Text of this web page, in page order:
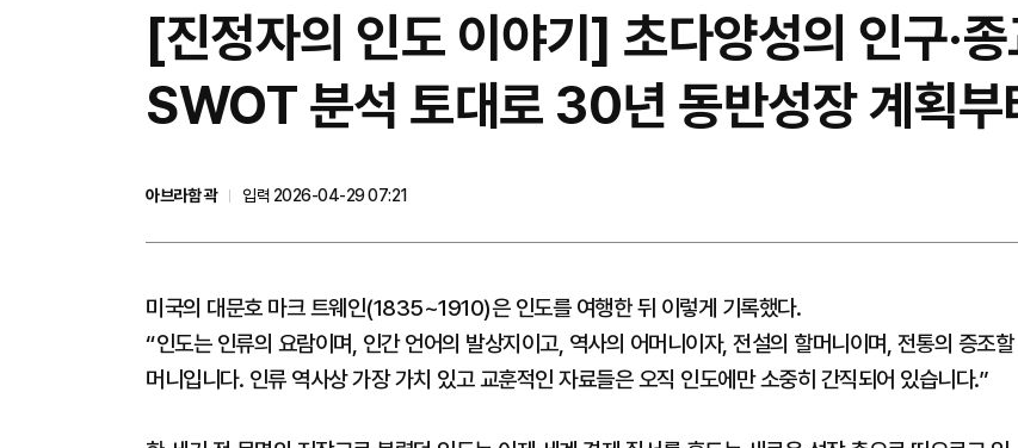
[진정자의 인도 이야기] 초다양성의 인구·
SWOT 분석 토대로 30년 동반성장 계획부
아브라함 곽
입력 2026-04-29 07:21
미국의 대문호 마크 트웨인(1835~1910)은 인도를 여행한 뒤 이렇게 기록했다.
“인도는 인류의 요람이며, 인간 언어의 발상지이고, 역사의 어머니이자, 전설의 할머니이며, 전통의 증조할
머니입니다. 인류 역사상 가장 가치 있고 교훈적인 자료들은 오직 인도에만 소중히 간직되어 있습니다.”